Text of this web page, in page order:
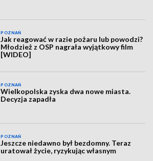
POZNAŃ
Jak reagować w razie pożaru lub powodzi?
Młodzież z OSP nagrała wyjątkowy film
[WIDEO]
POZNAŃ
Wielkopolska zyska dwa nowe miasta.
Decyzja zapadła
POZNAŃ
Jeszcze niedawno był bezdomny. Teraz
uratował życie, ryzykując własnym